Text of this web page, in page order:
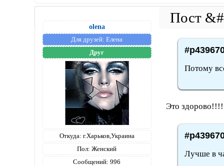
olena
Для друзей: Елена
Друг
Откуда: г.Харьков,Украина
Пол: Женский
Сообщений: 996
Потому
Это здорово!!!!
Лучше в